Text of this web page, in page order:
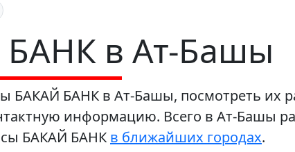
в Ат-Башы
БАНК в Ат-Башы, посмотреть их
информацию. Всего в Ат-Башы
БАКАЙ БАНК в ближайших городах.